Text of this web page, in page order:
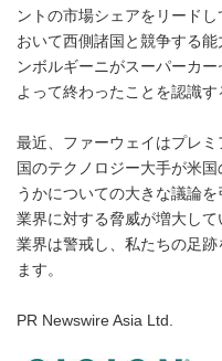
ントの市場シェアをリード
おいて西側諸国と競争する
ンボルギーニがスーパーカ
よって終わったことを認識す
最近、ファーウェイはプレ
国のテクノロジー大手が米
うかについての大きな議論
業界に対する脅威が増大し
業界は警戒し、私たちの足
ます。
PR Newswire Asia Ltd.